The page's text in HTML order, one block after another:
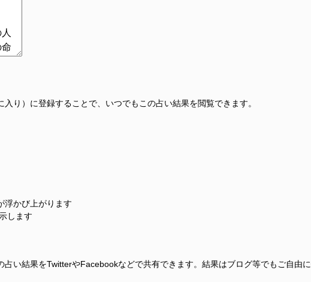
り）に登録することで、いつでもこの占い結果を閲覧できます。
浮かび上がります
します
い結果をTwitterやFacebookなどで共有できます。結果はブログ等でもご自由に